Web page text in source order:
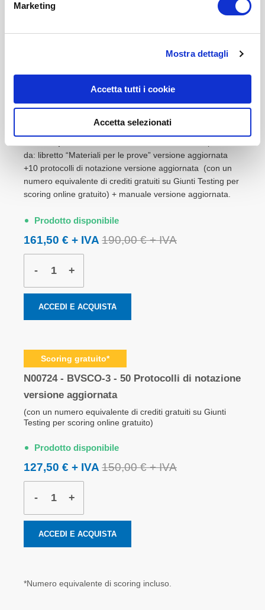
Marketing
Mostra dettagli
Accetta tutti i cookie
Accetta selezionati
Scoring gratuito*
N00725 - BVSCO-3 - Kit integrativo - Versione
aggiornata
da: libretto “Materiali per le prove” versione aggiornata
+10 protocolli di notazione versione aggiornata (con un
numero equivalente di crediti gratuiti su Giunti Testing per
scoring online gratuito) + manuale versione aggiornata.
Prodotto disponibile
161,50 € 190,00 €
- +
ACCEDI E ACQUISTA
Scoring gratuito*
N00724 - BVSCO-3 - 50 Protocolli di notazione
versione aggiornata
(con un numero equivalente di crediti gratuiti su Giunti
Testing per scoring online gratuito)
Prodotto disponibile
127,50 € 150,00 €
- +
ACCEDI E ACQUISTA
*Numero equivalente di scoring incluso.